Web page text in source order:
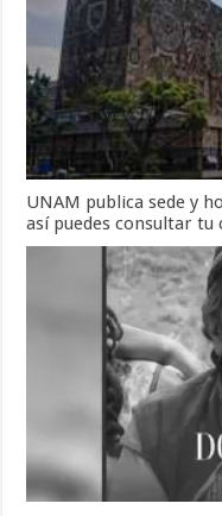
UNAM publica sede y
así puedes consultar tu